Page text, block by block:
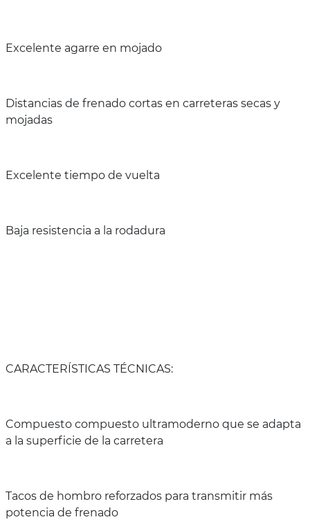
Excelente agarre en mojado
Distancias de frenado cortas en carreteras secas y
mojadas
Excelente tiempo de vuelta
Baja resistencia a la rodadura
CARACTERÍSTICAS TÉCNICAS:
Compuesto compuesto ultramoderno que se adapta
a la superficie de la carretera
Tacos de hombro reforzados para transmitir más
potencia de frenado